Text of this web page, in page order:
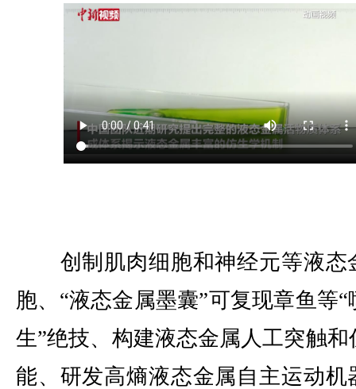
创制肌肉细胞和神经元等液态
胞、“液态金属墨囊”可复现章鱼等“
生”绝技、构建液态金属人工突触和
能、研发高熵液态金属自主运动机